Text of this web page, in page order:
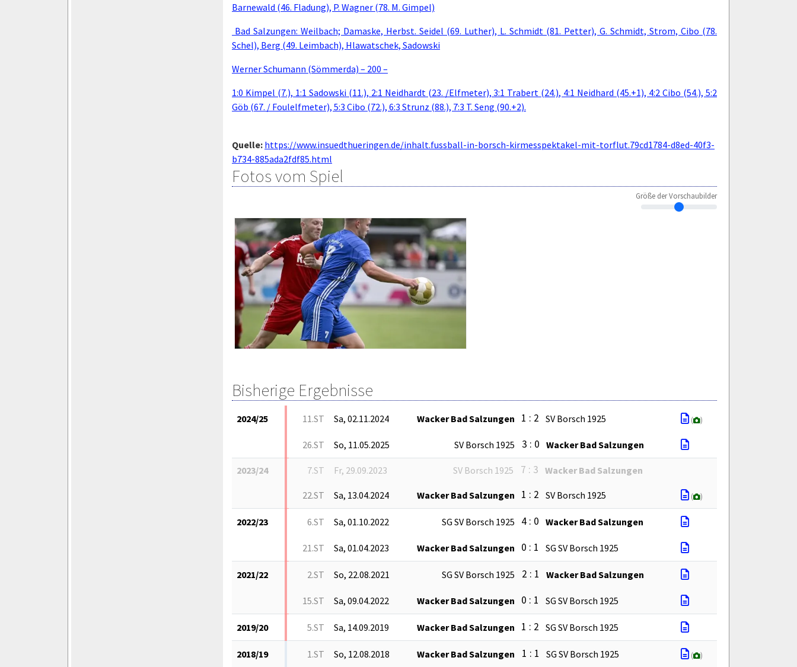
Barnewald (46. Fladung), P. Wagner (78. M. Gimpel)
Bad Salzungen: Weilbach; Damaske, Herbst. Seidel (69. Luther), L. Schmidt (81. Petter), G. Schmidt, Strom, Cibo (78.
Schel), Berg (49. Leimbach), Hlawatschek, Sadowski
Werner Schumann (Sömmerda) – 200 –
1:0 Kimpel (7.), 1:1 Sadowski (11.), 2:1 Neidhardt (23. /Elfmeter), 3:1 Trabert (24.), 4:1 Neidhard (45.+1), 4:2 Cibo (54.), 5:2
Göb (67. / Foulelfmeter), 5:3 Cibo (72.), 6:3 Strunz (88.), 7:3 T. Seng (90.+2).
Quelle: https://www.insuedthueringen.de/inhalt.fussball-in-borsch-kirmesspektakel-mit-torflut.79cd1784-d8ed-40f3-
b734-885ada2fdf85.html
Fotos vom Spiel
Größe der Vorschaubilder
Bisherige Ergebnisse
2024/25 11.ST Sa, 02.11.2024 Wacker Bad Salzungen 1 : 2 SV Borsch 1925 ( )
26.ST So, 11.05.2025 SV Borsch 1925 3 : 0 Wacker Bad Salzungen
2023/24 7.ST Fr, 29.09.2023 SV Borsch 1925 7 : 3 Wacker Bad Salzungen
22.ST Sa, 13.04.2024 Wacker Bad Salzungen 1 : 2 SV Borsch 1925 ( )
2022/23 6.ST Sa, 01.10.2022 SG SV Borsch 1925 4 : 0 Wacker Bad Salzungen
21.ST Sa, 01.04.2023 Wacker Bad Salzungen 0 : 1 SG SV Borsch 1925
2021/22 2.ST So, 22.08.2021 SG SV Borsch 1925 2 : 1 Wacker Bad Salzungen
15.ST Sa, 09.04.2022 Wacker Bad Salzungen 0 : 1 SG SV Borsch 1925
2019/20 5.ST Sa, 14.09.2019 Wacker Bad Salzungen 1 : 2 SG SV Borsch 1925
2018/19 1.ST So, 12.08.2018 Wacker Bad Salzungen 1 : 1 SG SV Borsch 1925 ( )